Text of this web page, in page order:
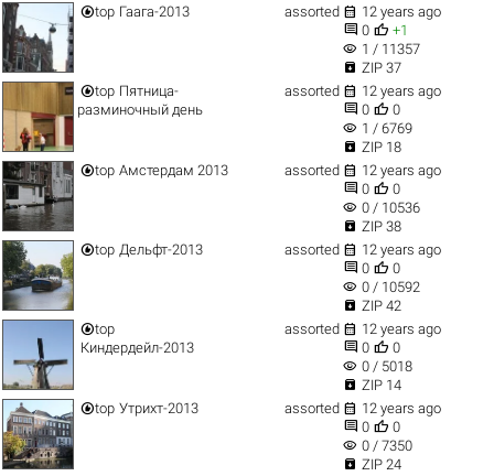
top Гаага-2013 assorted  12 years ago
 0  +1
visibility 1 / 11357
 ZIP 37
top Пятница-
разминочный день
assorted  12 years ago
 0  0
visibility 1 / 6769
 ZIP 18
top Амстердам 2013 assorted  12 years ago
 0  0
visibility 0 / 10536
 ZIP 38
top Дельфт-2013 assorted  12 years ago
 0  0
visibility 0 / 10592
 ZIP 42
top
Киндердейл-2013
assorted  12 years ago
 0  0
visibility 0 / 5018
 ZIP 14
top Утрихт-2013 assorted  12 years ago
 0  0
visibility 0 / 7350
 ZIP 24